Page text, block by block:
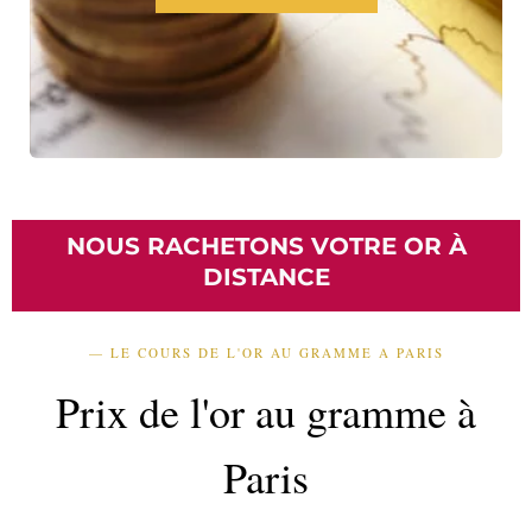
NOUS RACHETONS VOTRE OR À
DISTANCE
— LE COURS DE L'OR AU GRAMME A PARIS
Prix de l'or au gramme à
Paris